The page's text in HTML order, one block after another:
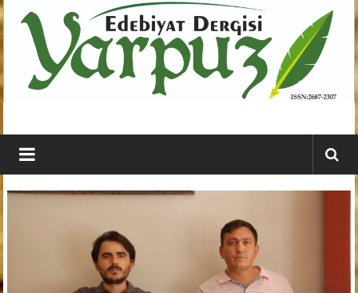
İçeriğe
geç
YARPUZ
Edebiyat
Dergisi